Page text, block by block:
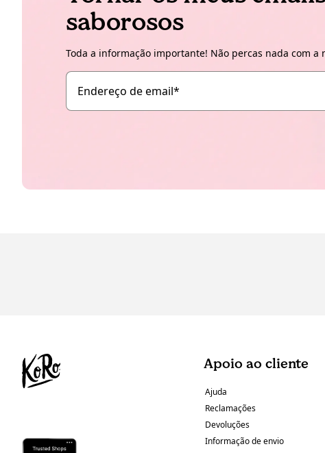
saborosos
Toda a informação importante! Não percas nada com a
Endereço de email*
Apoio ao cliente
Ajuda
Reclamações
Devoluções
Informação de envio